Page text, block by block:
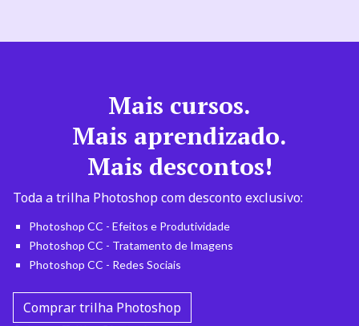
Mais cursos.
Mais aprendizado.
Mais descontos!
Toda a trilha Photoshop com desconto exclusivo:
Photoshop CC - Efeitos e Produtividade
Photoshop CC - Tratamento de Imagens
Photoshop CC - Redes Sociais
Comprar trilha Photoshop